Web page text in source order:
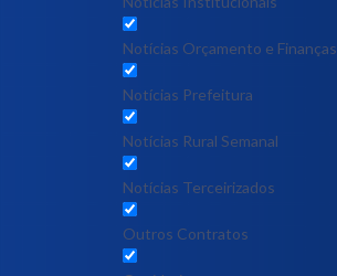
Notícias Orçamento e Finanças
Notícias Prefeitura
Notícias Rural Semanal
Notícias Terceirizados
Outros Contratos